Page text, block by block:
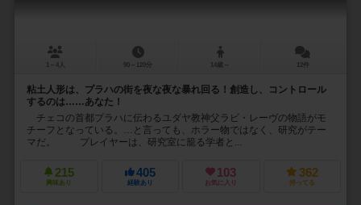
1～4人 90～120分 14歳～ 12件
粘土人形は、プラハの街を夜な夜な暴れ回る！創造し、コントロール
するのは……あなた！
チェコの首都プラハに伝わるユダヤ教神父ラビ・レーヴの物語がモ
チーフとなっている。…と言っても、ホラー物ではなく、研究がテー
マだ。 プレイヤーは、研究室に籠る学者と...
215
興味あり
405
経験あり
103
お気に入り
362
持ってる